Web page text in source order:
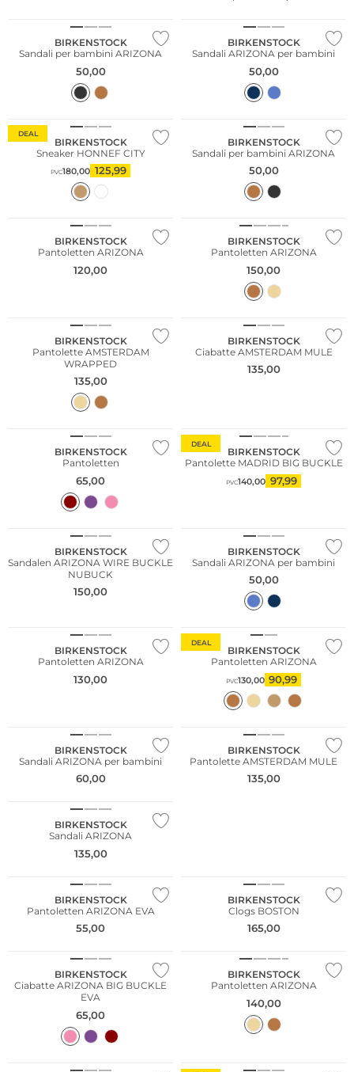
BIRKENSTOCK
Sandali per bambini ARIZONA
50,00
BIRKENSTOCK
Sandali ARIZONA per bambini
50,00
DEAL
BIRKENSTOCK
Sneaker HONNEF CITY
PVC180,00 125,99
BIRKENSTOCK
Sandali per bambini ARIZONA
50,00
BIRKENSTOCK
Pantoletten ARIZONA
120,00
BIRKENSTOCK
Pantoletten ARIZONA
150,00
BIRKENSTOCK
Pantolette AMSTERDAM
WRAPPED
135,00
BIRKENSTOCK
Ciabatte AMSTERDAM MULE
135,00
BIRKENSTOCK
Pantoletten
65,00
DEAL
BIRKENSTOCK
Pantolette MADRID BIG BUCKLE
PVC140,00 97,99
BIRKENSTOCK
Sandalen ARIZONA WIRE BUCKLE
NUBUCK
150,00
BIRKENSTOCK
Sandali ARIZONA per bambini
50,00
BIRKENSTOCK
Pantoletten ARIZONA
130,00
DEAL
BIRKENSTOCK
Pantoletten ARIZONA
PVC130,00 90,99
BIRKENSTOCK
Sandali ARIZONA per bambini
60,00
BIRKENSTOCK
Pantolette AMSTERDAM MULE
135,00
BIRKENSTOCK
Sandali ARIZONA
135,00
BIRKENSTOCK
Pantoletten ARIZONA EVA
55,00
BIRKENSTOCK
Clogs BOSTON
165,00
BIRKENSTOCK
Ciabatte ARIZONA BIG BUCKLE
EVA
65,00
BIRKENSTOCK
Pantoletten ARIZONA
140,00